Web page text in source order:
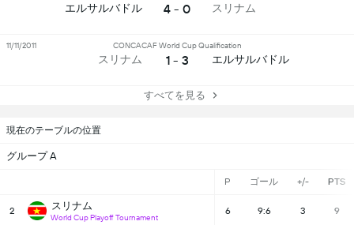
現在のテーブルの位置
グループ A
P ゴール +/- PTS
2 スリナム
World Cup Playoff Tournament
6 9:6 3 9
エルサルバドル 4 - 0 スリナム
スリナム
CONCACAF World Cup Qualification
1 - 3 エルサルバドル
11/11/2011
すべてを見る